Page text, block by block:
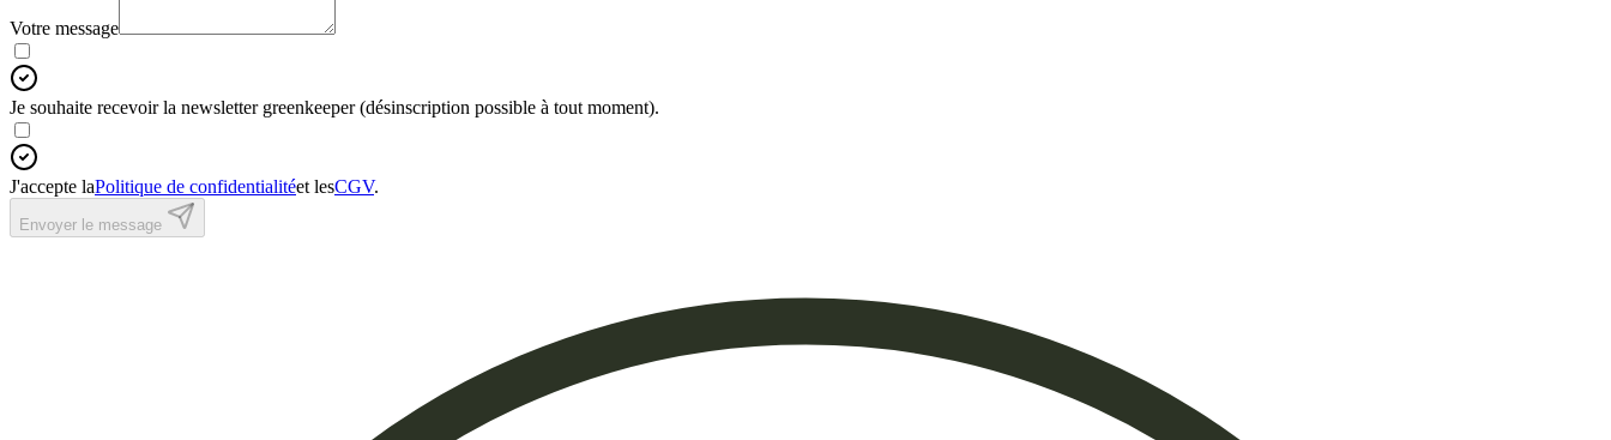
Votre message
Je souhaite recevoir la newsletter greenkeeper (désinscription possible à tout moment).
J'accepte laPolitique de confidentialitéet lesCGV.
Envoyer le message